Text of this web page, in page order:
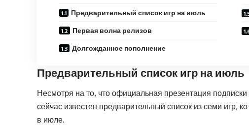
Предварительный список игр на июль
Первая волна релизов
Долгожданное пополнение
Предварительный список игр на июль
Несмотря на то, что официальная презентация
сейчас известен предварительный список из семи игр,
в июле.